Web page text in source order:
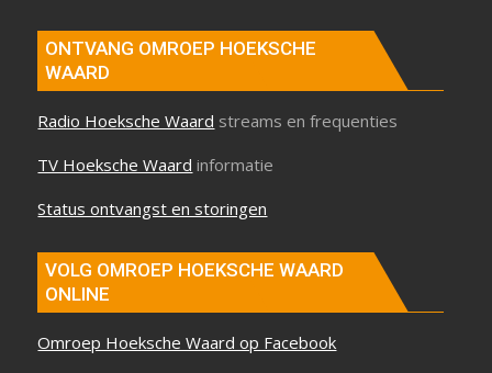
ONTVANG OMROEP HOEKSCHE
WAARD
Radio Hoeksche Waard streams en frequenties
TV Hoeksche Waard informatie
Status ontvangst en storingen
VOLG OMROEP HOEKSCHE WAARD
ONLINE
Omroep Hoeksche Waard op Facebook